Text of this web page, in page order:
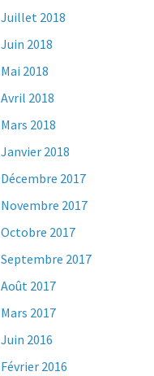
Juillet 2018
Juin 2018
Mai 2018
Avril 2018
Mars 2018
Janvier 2018
Décembre 2017
Novembre 2017
Octobre 2017
Septembre 2017
Août 2017
Mars 2017
Juin 2016
Février 2016